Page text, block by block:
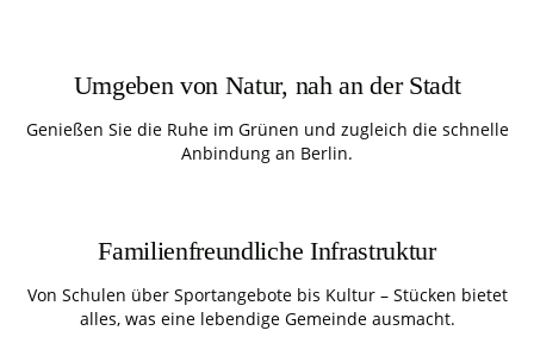
Umgeben von Natur, nah an der Stadt
Genießen Sie die Ruhe im Grünen und zugleich die schnelle
Anbindung an Berlin.
Familienfreundliche Infrastruktur
Von Schulen über Sportangebote bis Kultur – Stücken bietet
alles, was eine lebendige Gemeinde ausmacht.